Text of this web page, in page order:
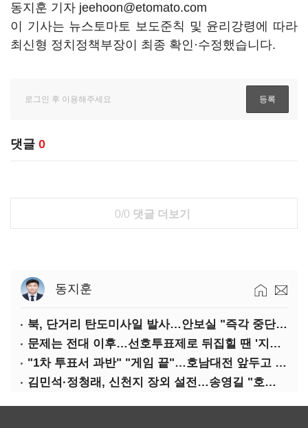
동지훈 기자 jeehoon@etomato.com
이 기사는 뉴스토마토 보도준칙 및 윤리강령에 따라
최신형 정치정책부장이 최종 확인·수정했습니다.
댓글 0
0/0 댓글 더보기
동지훈
북, 단거리 탄도미사일 발사…안보실 "즉각 중단 촉구"
문제는 전대 이후…선호투표제로 뒤집힐 땐 '지지층 불복'
"1차 투표서 과반" "게임 끝"…호남대전 앞두고 '충돌'
김민석·정청래, 신천지 장외 설전…송영길 "호남 계몽 규탄"